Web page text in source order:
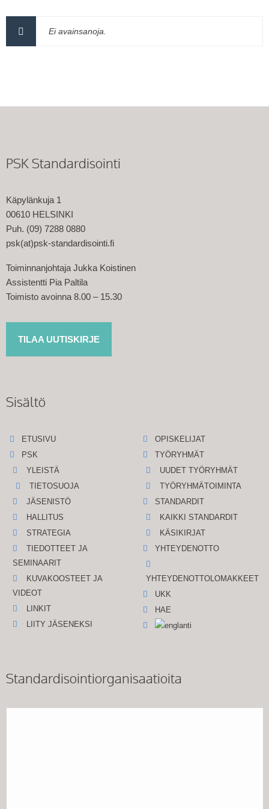
Ei avainsanoja.
PSK Standardisointi
Käpylänkuja 1
00610 HELSINKI
Puh. (09) 7288 0880
psk(at)psk-standardisointi.fi
Toiminnanjohtaja Jukka Koistinen
Assistentti Pia Paltila
Toimisto avoinna 8.00 – 15.30
TILAA UUTISKIRJE
Sisältö
ETUSIVU
PSK
YLEISTÄ
TIETOSUOJA
JÄSENISTÖ
HALLITUS
STRATEGIA
TIEDOTTEET JA
SEMINAARIT
KUVAKOOSTEET JA
VIDEOT
LINKIT
LIITY JÄSENEKSI
OPISKELIJAT
TYÖRYHMÄT
UUDET TYÖRYHMÄT
TYÖRYHMÄTOIMINTA
STANDARDIT
KAIKKI STANDARDIT
KÄSIKIRJAT
YHTEYDENOTTO
YHTEYDENOTTOLOMAKKEET
UKK
HAE
Standardisointiorganisaatioita